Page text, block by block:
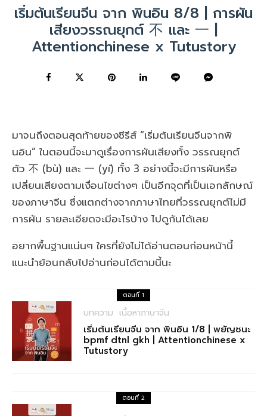
เริ่มต้นเรียนจีน จาก พินอิน 8/8 | การผัน
เสียงวรรณยุกต์ 不 และ 一 |
Attentionchinese x Tutustory
มาจนถึงตอนสุดท้ายของซีรีส์ “เริ่มต้นเรียนจีนจากพิ
นอิน” ในตอนนี้จะมาดูเรื่องการผันเสียงทั้ง วรรณยุกต์
ตัว 不 (bù) และ 一 (yī) ทั้ง 3 อย่างนี้จะมีการผันหรือ
เปลี่ยนเสียงตามเงื่อนไขต่างๆ เป็นอีกจุดที่เป็นเอกลักษณ์
ของภาษาจีน ซึ่งแตกต่างจากภาษาไทยที่วรรณยุกต์ไม่มี
การผัน รายละเอียดจะมีอะไรบ้าง ไปดูกันได้เลย
อยากพื้นฐานแน่นๆ ใครที่ยังไม่ได้อ่านตอนก่อนหน้านี้
แนะนำย้อนกลับไปอ่านก่อนได้ตามนี้นะ
ตอนที่ 1
บทความ เนื้อหาภาษาจีน
เริ่มต้นเรียนจีน จาก พินอิน 1/8 | พยัญชนะ
bpmf dtnl gkh | Attentionchinese x
Tutustory
ตอนที่ 2